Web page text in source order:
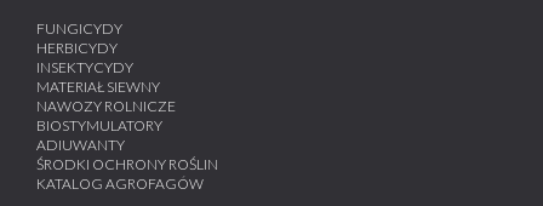
FUNGICYDY
HERBICYDY
INSEKTYCYDY
MATERIAŁ SIEWNY
NAWOZY ROLNICZE
BIOSTYMULATORY
ADIUWANTY
ŚRODKI OCHRONY ROŚLIN
KATALOG AGROFAGÓW